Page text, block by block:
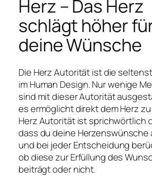
Herz – Das Herz
schlägt höher
deine Wünsche
Die Herz Autorität ist die
im Human Design. Nur wenige
sind mit dieser Autorität
es ermöglicht direkt dem Herz
Herz Autorität ist sprichwörtlich
dass du deine Herzenswünsche
und bei jeder Entscheidung
ob diese zur Erfüllung des
beiträgt oder nicht.